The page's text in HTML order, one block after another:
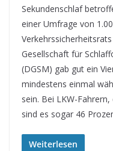
Sekundenschlaf
einer Umfrage von
Gesellschaft für
(DGSM) gab gut ein
mindestens einmal
sein. Bei LKW-
sind es sogar 46
Weiterlesen